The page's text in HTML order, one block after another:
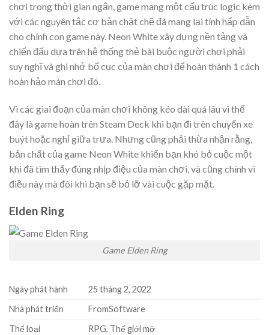
chơi trong thời gian ngắn, game mang một cấu trúc logic kèm
với các nguyên tắc cơ bản chặt chẽ đã mang lại tính hấp dẫn
cho chính con game này. Neon White xây dựng nền tảng và
chiến đấu dựa trên hệ thống thẻ bài buộc người chơi phải
suy nghĩ và ghi nhớ bố cục của màn chơi để hoàn thành 1 cách
hoàn hảo màn chơi đó.
Vì các giai đoạn của màn chơi không kéo dài quá lâu vì thế
đây là game hoàn trên Steam Deck khi bạn đi trên chuyến xe
buýt hoặc nghỉ giữa trưa. Nhưng cũng phải thừa nhận rằng,
bản chất của game Neon White khiến bạn khó bỏ cuộc một
khi đã tìm thấy đúng nhịp điệu của màn chơi, và cũng chính vì
điều này mà đôi khi bạn sẽ bỏ lỡ vài cuộc gặp mặt.
Elden Ring
Game Elden Ring
Ngày phát hành
25 tháng 2, 2022
Nhà phát triển
FromSoftware
Thể loại
RPG, Thế giới mở